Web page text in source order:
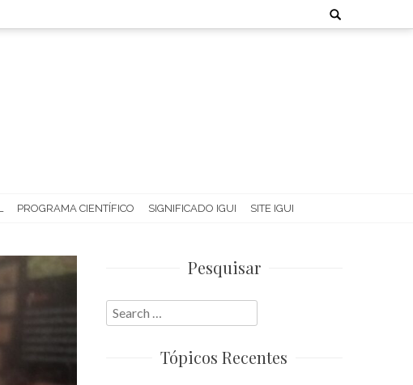
Search
for:
PROGRAMA CIENTÍFICO SIGNIFICADO IGUI SITE IGUI
Pesquisar
Search
for:
Tópicos Recentes